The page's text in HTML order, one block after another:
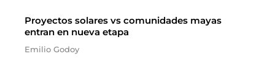
Proyectos solares vs comunidades mayas
entran en nueva etapa
Emilio Godoy